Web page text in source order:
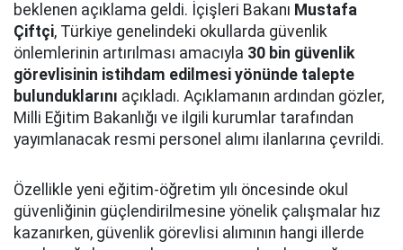
beklenen açıklama geldi. İçişleri Bakanı Mustafa
Çiftçi, Türkiye genelindeki okullarda güvenlik
önlemlerinin artırılması amacıyla 30 bin güvenlik
görevlisinin istihdam edilmesi yönünde talepte
bulunduklarını açıkladı. Açıklamanın ardından gözler,
Milli Eğitim Bakanlığı ve ilgili kurumlar tarafından
yayımlanacak resmi personel alımı ilanlarına çevrildi.
Özellikle yeni eğitim-öğretim yılı öncesinde okul
güvenliğinin güçlendirilmesine yönelik çalışmalar hız
kazanırken, güvenlik görevlisi alımının hangi illerde